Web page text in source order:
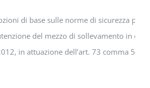
di base sulle norme di sicurezza per
del mezzo di sollevamento in
in attuazione dell’art. 73 comma 5